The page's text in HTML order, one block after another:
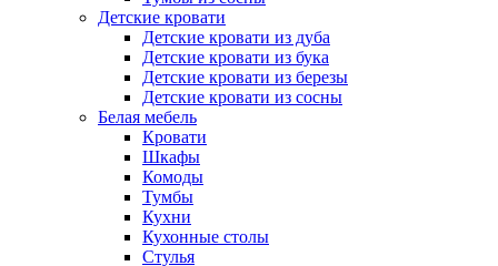
Детские кровати
Детские кровати из дуба
Детские кровати из бука
Детские кровати из березы
Детские кровати из сосны
Белая мебель
Кровати
Шкафы
Комоды
Тумбы
Кухни
Кухонные столы
Стулья